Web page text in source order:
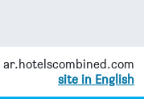
ar.hotelscombined.com
site in English